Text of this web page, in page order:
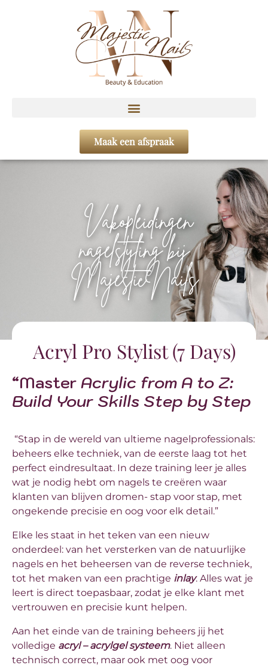
Maak een afspraak
Vakopleidingen
nagelstyling bij
MajesticNails
Acryl Pro Stylist (7 Days)
“Master Acrylic from A to Z:
Build Your Skills Step by Step
“Stap in de wereld van ultieme nagelprofessionals:
beheers elke techniek, van de eerste laag tot het
perfect eindresultaat. In deze training leer je alles
wat je nodig hebt om nagels te creëren waar
klanten van blijven dromen- stap voor stap, met
ongekende precisie en oog voor elk detail.”
Elke les staat in het teken van een nieuw
onderdeel: van het versterken van de natuurlijke
nagels en het beheersen van de reverse techniek,
tot het maken van een prachtige inlay. Alles wat je
leert is direct toepasbaar, zodat je elke klant met
vertrouwen en precisie kunt helpen.
Aan het einde van de training beheers jij het
volledige acryl – acrylgel systeem. Niet alleen
technisch correct, maar ook met oog voor